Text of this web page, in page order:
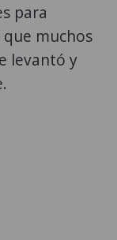
para
muchos
levantó y